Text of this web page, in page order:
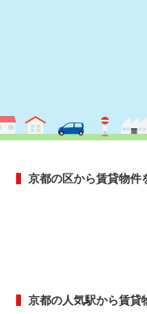
京都の区から賃貸物件
京都の人気駅から賃貸